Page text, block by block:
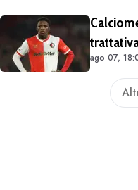
lasciare
(VIDEO)
ago 07,